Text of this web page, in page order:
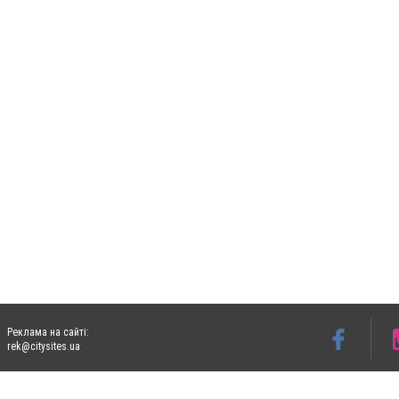
Реклама на сайті:
rek@citysites.ua